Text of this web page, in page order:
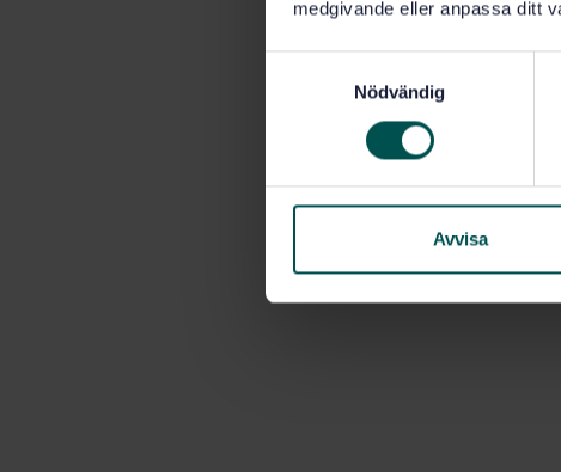
medgivande eller anpassa ditt
s
Nödvändig
Avvisa